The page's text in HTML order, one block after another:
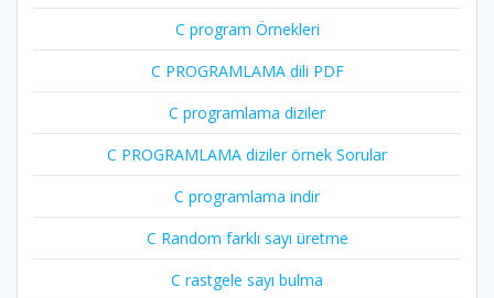
C program Örnekleri
C PROGRAMLAMA dili PDF
C programlama diziler
C PROGRAMLAMA diziler örnek Sorular
C programlama indir
C Random farklı sayı üretme
C rastgele sayı bulma